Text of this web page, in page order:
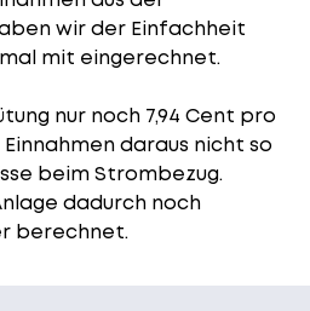
wir der Einfachheit
mit eingerechnet.
nur noch 7,94 Cent pro
daraus nicht so
beim Strombezug.
dadurch noch
berechnet.